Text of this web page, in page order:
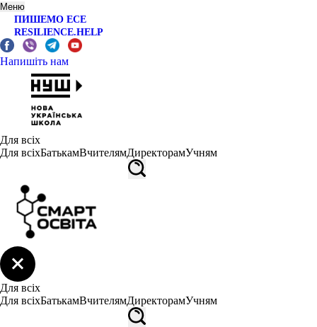
Меню
ПИШЕМО ЕСЕ
RESILIENCE.HELP
Напишіть нам
Для всіх
Для всіхБатькамВчителямДиректорамУчням
Для всіх
Для всіхБатькамВчителямДиректорамУчням